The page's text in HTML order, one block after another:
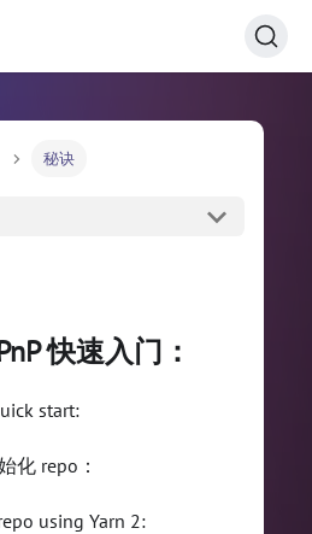
秘诀
快速入门：
start:
化 repo：
using Yarn 2: